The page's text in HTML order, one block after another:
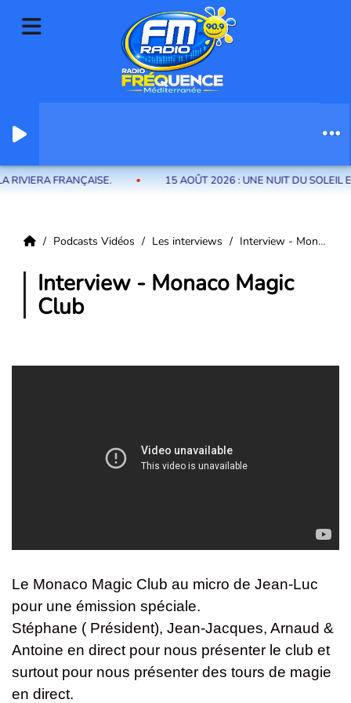
Radio Fréquence Méditerranée la radio de menton et des communes de
FRANÇAISE. 15 AOÛT 2026 : UNE NUIT DU SOLEIL
Podcasts Vidéos Les interviews Interview - Monaco Magic Club
Interview - Monaco Magic
Club
Le Monaco Magic Club au micro de Jean-Luc
pour une émission spéciale.
Stéphane ( Président), Jean-Jacques, Arnaud &
Antoine en direct pour nous présenter le club et
surtout pour nous présenter des tours de magie
en direct.